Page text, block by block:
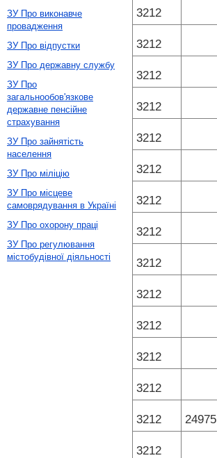
3212
3212
3212
3212
3212
3212
3212
3212
3212
3212
3212
3212
3212
3212 24975
3212
ЗУ Про виконавче
провадження
ЗУ Про відпустки
ЗУ Про державну службу
ЗУ Про
загальнообов'язкове
державне пенсійне
страхування
ЗУ Про зайнятість
населення
ЗУ Про міліцію
ЗУ Про місцеве
самоврядування в Україні
ЗУ Про охорону праці
ЗУ Про регулювання
містобудівної діяльності